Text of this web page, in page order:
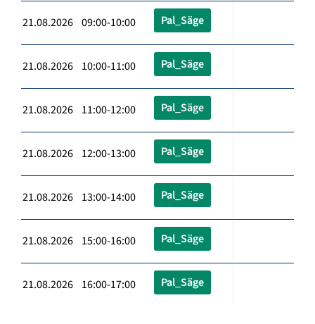
21.08.2026 09:00-10:00 Pal_Säge
21.08.2026 10:00-11:00 Pal_Säge
21.08.2026 11:00-12:00 Pal_Säge
21.08.2026 12:00-13:00 Pal_Säge
21.08.2026 13:00-14:00 Pal_Säge
21.08.2026 15:00-16:00 Pal_Säge
21.08.2026 16:00-17:00 Pal_Säge